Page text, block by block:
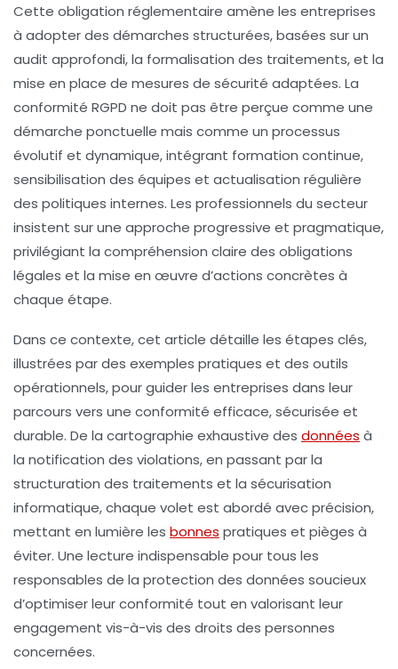
Cette obligation réglementaire amène les entreprises
à adopter des démarches structurées, basées sur un
audit approfondi, la formalisation des traitements, et la
mise en place de mesures de sécurité adaptées. La
conformité RGPD ne doit pas être perçue comme une
démarche ponctuelle mais comme un processus
évolutif et dynamique, intégrant formation continue,
sensibilisation des équipes et actualisation régulière
des politiques internes. Les professionnels du secteur
insistent sur une approche progressive et pragmatique,
privilégiant la compréhension claire des obligations
légales et la mise en œuvre d’actions concrètes à
chaque étape.
Dans ce contexte, cet article détaille les étapes clés,
illustrées par des exemples pratiques et des outils
opérationnels, pour guider les entreprises dans leur
parcours vers une conformité efficace, sécurisée et
durable. De la cartographie exhaustive des données à
la notification des violations, en passant par la
structuration des traitements et la sécurisation
informatique, chaque volet est abordé avec précision,
mettant en lumière les bonnes pratiques et pièges à
éviter. Une lecture indispensable pour tous les
responsables de la protection des données soucieux
d’optimiser leur conformité tout en valorisant leur
engagement vis-à-vis des droits des personnes
concernées.